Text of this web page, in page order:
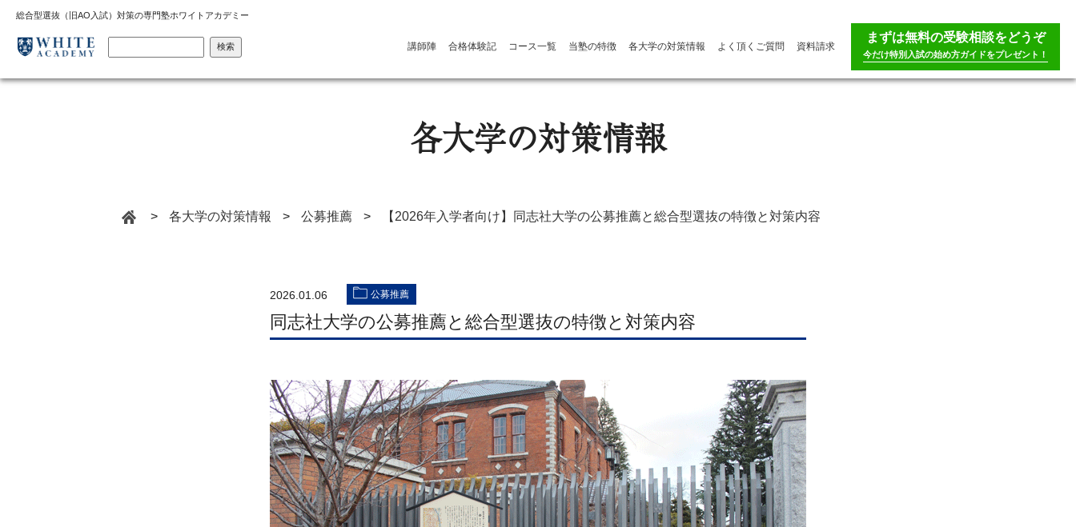
総合型選抜（旧AO入試）対策の専門塾ホワイトアカデミー
検索 講師陣 合格体験記 コース一覧 当塾の特徴 各大学の対策情報 よく頂くご質問 資料請求
まずは無料の受験相談をどうぞ
今だけ特別入試の始め方ガイドをプレゼント！
各大学の対策情報
> 各大学の対策情報 > 公募推薦 > 【2026年入学者向け】同志社大学の公募推薦と総合型選抜の特徴と対策内容
2026.01.06 公募推薦
同志社大学の公募推薦と総合型選抜の特徴と対策内容